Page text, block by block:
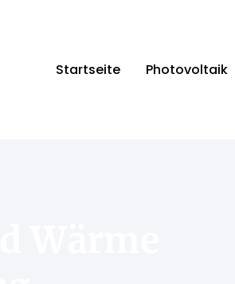
Startseite Photovoltaik